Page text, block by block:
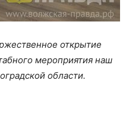
открытие
мероприятия наш
области.